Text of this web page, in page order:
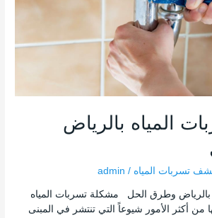
المياه بالرياض
تسربات المياه /
admin
بالرياض وطرق الحل مشكلة تسربات المياه
أكثر الأمور شيوعاً التي تنتشر في المبنى